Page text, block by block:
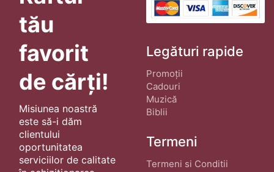
tău
favorit
de cărți!
Misiunea noastră
este să-i dăm
clientului
oportunitatea
serviciilor de calitate
Legături rapide
Promoții
Cadouri
Muzică
Biblii
Termeni
Termeni si Conditii